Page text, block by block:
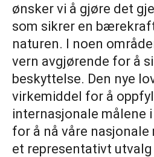
ønsker vi å gjøre det
som sikrer en
naturen. I noen
vern avgjørende for å
beskyttelse. Den nye
virkemiddel for å
internasjonale målene
for å nå våre nasjonale
et representativt